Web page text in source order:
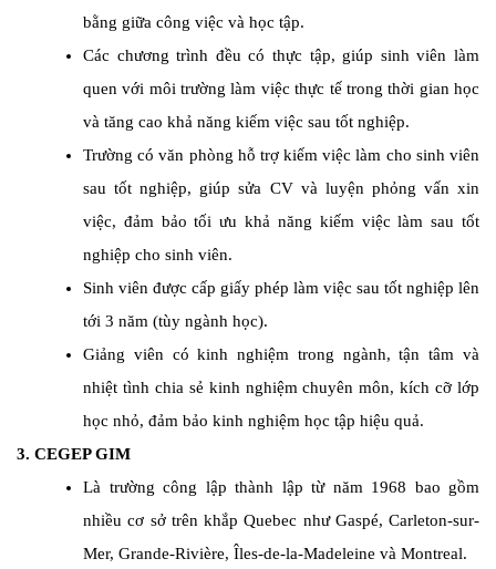
bằng giữa công việc và học tập.
Các chương trình đều có thực tập, giúp sinh viên làm
quen với môi trường làm việc thực tế trong thời gian học
và tăng cao khả năng kiếm việc sau tốt nghiệp.
Trường có văn phòng hỗ trợ kiếm việc làm cho sinh viên
sau tốt nghiệp, giúp sửa CV và luyện phỏng vấn xin
việc, đảm bảo tối ưu khả năng kiếm việc làm sau tốt
nghiệp cho sinh viên.
Sinh viên được cấp giấy phép làm việc sau tốt nghiệp lên
tới 3 năm (tùy ngành học).
Giảng viên có kinh nghiệm trong ngành, tận tâm và
nhiệt tình chia sẻ kinh nghiệm chuyên môn, kích cỡ lớp
học nhỏ, đảm bảo kinh nghiệm học tập hiệu quả.
3. CEGEP GIM
Là trường công lập thành lập từ năm 1968 bao gồm
nhiều cơ sở trên khắp Quebec như Gaspé, Carleton-sur-
Mer, Grande-Rivière, Îles-de-la-Madeleine và Montreal.